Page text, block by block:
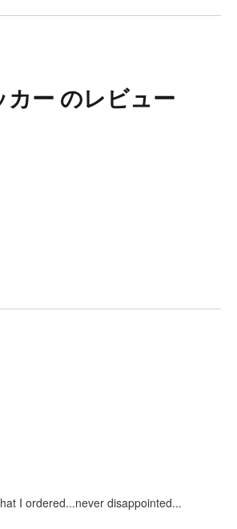
カー のレビュー
I ordered...never disappointed...